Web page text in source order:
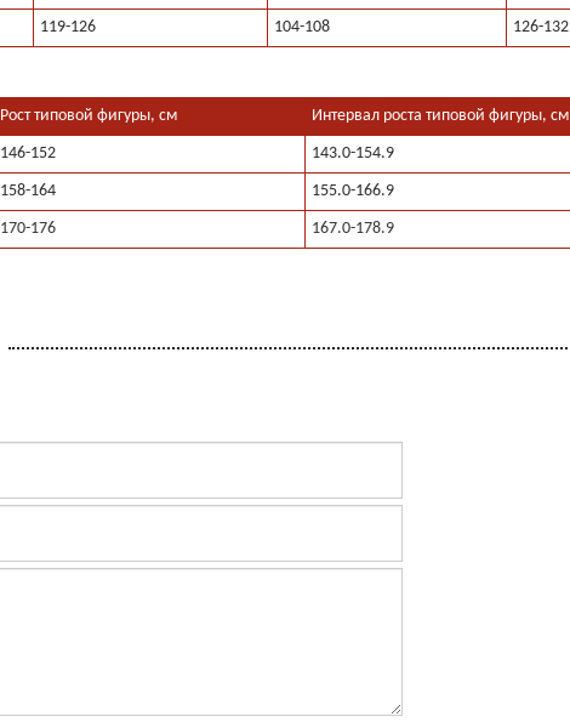
119-126 104-108 126-132
Рост типовой фигуры, см Интервал роста типовой фигуры, см
146-152 143.0-154.9
158-164 155.0-166.9
170-176 167.0-178.9